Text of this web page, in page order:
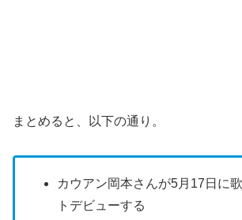
まとめると、以下の通り。
カウアン岡本さんが5月17日に
トデビューする